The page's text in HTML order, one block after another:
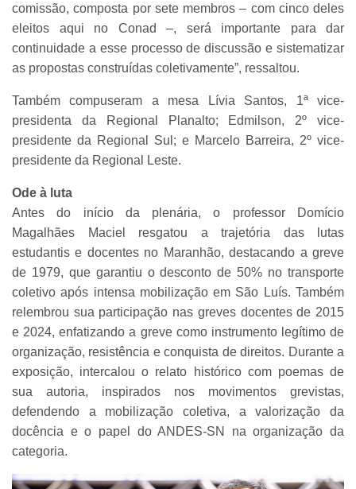
comissão, composta por sete membros – com cinco deles
eleitos aqui no Conad –, será importante para dar
continuidade a esse processo de discussão e sistematizar
as propostas construídas coletivamente”, ressaltou.
Também compuseram a mesa Lívia Santos, 1ª vice-
presidenta da Regional Planalto; Edmilson, 2º vice-
presidente da Regional Sul; e Marcelo Barreira, 2º vice-
presidente da Regional Leste.
Ode à luta
Antes do início da plenária, o professor Domício
Magalhães Maciel resgatou a trajetória das lutas
estudantis e docentes no Maranhão, destacando a greve
de 1979, que garantiu o desconto de 50% no transporte
coletivo após intensa mobilização em São Luís. Também
relembrou sua participação nas greves docentes de 2015
e 2024, enfatizando a greve como instrumento legítimo de
organização, resistência e conquista de direitos. Durante a
exposição, intercalou o relato histórico com poemas de
sua autoria, inspirados nos movimentos grevistas,
defendendo a mobilização coletiva, a valorização da
docência e o papel do ANDES-SN na organização da
categoria.